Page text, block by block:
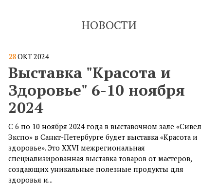
НОВОСТИ
28ОКТ2024
Выставка "Красота и
Здоровье" 6-10 ноября
2024
С 6 по 10 ноября 2024 года в выставочном зале «Сивел
Экспо» в Санкт-Петербурге будет выставка «Красота и
здоровье». Это XXVI межрегиональная
специализированная выставка товаров от мастеров,
создающих уникальные полезные продукты для
здоровья и...